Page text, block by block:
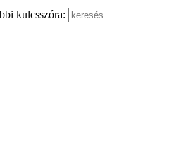
kulcsszóra: